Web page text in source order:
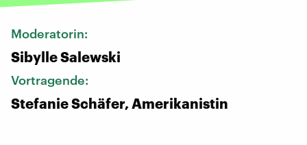
Moderatorin:
Sibylle Salewski
Vortragende:
Stefanie Schäfer, Amerikanistin